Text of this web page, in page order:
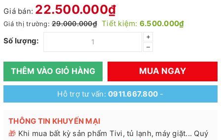
Giá bán: 22.500.000₫
Giá thị trường: 29.000.000₫ Tiết kiệm: 6.500.000₫
Số lượng:
+
–
THÊM VÀO GIỎ HÀNG MUA NGAY
Hỗ trợ tư vấn:0911.667.800 -
THÔNG TIN KHUYẾN MẠI
🎁 Khi mua bất kỳ sản phẩm Tivi, tủ lạnh, máy giặt... Quý